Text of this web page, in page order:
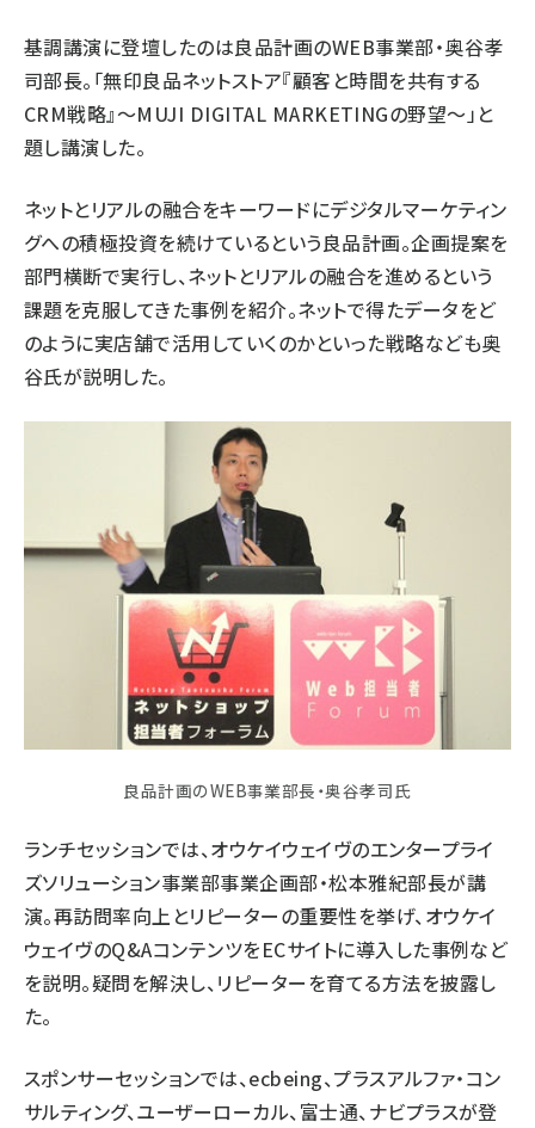
基調講演に登壇したのは良品計画のWEB事業部・奥谷孝
司部長。「無印良品ネットストア『顧客と時間を共有する
CRM戦略』～MUJI DIGITAL MARKETINGの野望～」と
題し講演した。
ネットとリアルの融合をキーワードにデジタルマーケティン
グへの積極投資を続けているという良品計画。企画提案を
部門横断で実行し、ネットとリアルの融合を進めるという
課題を克服してきた事例を紹介。ネットで得たデータをど
のように実店舗で活用していくのかといった戦略なども奥
谷氏が説明した。
良品計画のWEB事業部長・奥谷孝司氏
ランチセッションでは、オウケイウェイヴのエンタープライ
ズソリューション事業部事業企画部・松本雅紀部長が講
演。再訪問率向上とリピーターの重要性を挙げ、オウケイ
ウェイヴのQ&AコンテンツをECサイトに導入した事例など
を説明。疑問を解決し、リピーターを育てる方法を披露し
た。
スポンサーセッションでは、ecbeing、プラスアルファ・コン
サルティング、ユーザーローカル、富士通、ナビプラスが登